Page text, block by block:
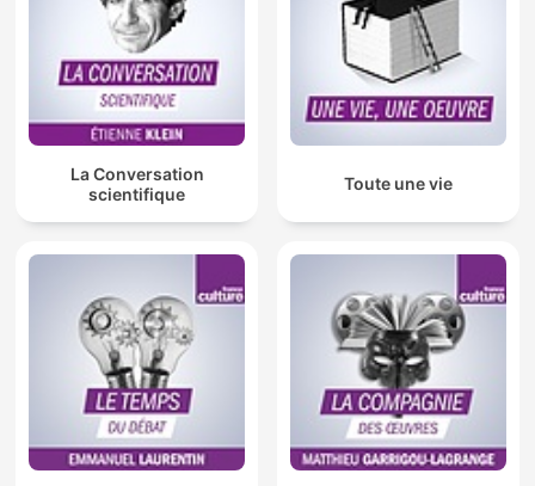
La Conversation
scientifique
Toute une vie